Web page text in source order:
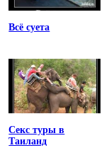
Всё суета
Секс туры в
Таиланд